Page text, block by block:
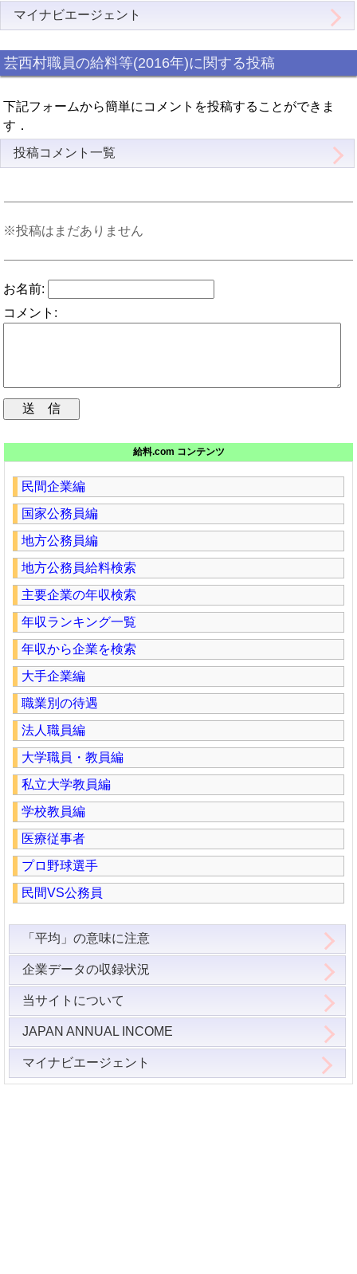
マイナビエージェント
芸西村職員の給料等(2016年)に関する投稿
下記フォームから簡単にコメントを投稿することができま
す．
投稿コメント一覧
※投稿はまだありません
お名前:
コメント:
給料.com コンテンツ
民間企業編
国家公務員編
地方公務員編
地方公務員給料検索
主要企業の年収検索
年収ランキング一覧
年収から企業を検索
大手企業編
職業別の待遇
法人職員編
大学職員・教員編
私立大学教員編
学校教員編
医療従事者
プロ野球選手
民間VS公務員
「平均」の意味に注意
企業データの収録状況
当サイトについて
JAPAN ANNUAL INCOME
マイナビエージェント